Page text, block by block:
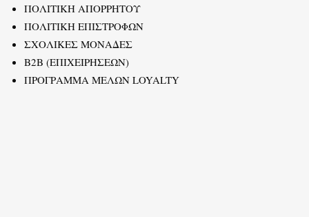
ΠΟΛΙΤΙΚΗ ΑΠΟΡΡΗΤΟΥ
ΠΟΛΙΤΙΚΗ ΕΠΙΣΤΡΟΦΩΝ
ΣΧΟΛΙΚΕΣ ΜΟΝΑΔΕΣ
B2B (ΕΠΙΧΕΙΡΗΣΕΩΝ)
ΠΡΟΓΡΑΜΜΑ ΜΕΛΩΝ LOYALTY